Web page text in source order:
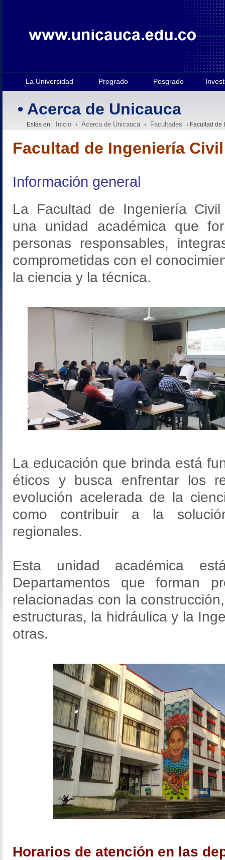
La Universidad Pregrado Posgrado
• Acerca de Unicauca
Estás en: Inicio › Acerca de Unicauca › Facultades › Facultad de
Facultad de Ingeniería Civil
Información general
La Facultad de Ingeniería
una unidad académica que
personas responsables,
comprometidas con el
la ciencia y la técnica.
La educación que brinda está
éticos y busca enfrentar los
evolución acelerada de la
como contribuir a la
regionales.
Esta unidad académica
Departamentos que forman
relacionadas con la
estructuras, la hidráulica y la
otras.
Horarios de atención en las